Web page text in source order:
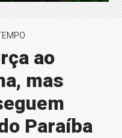
ao
mas
Paraíba